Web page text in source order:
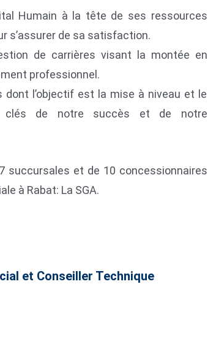
Humain à la tête de ses ressources
s’assurer de sa satisfaction.
de carrières visant la montée en
professionnel.
l’objectif est la mise à niveau et le
clés de notre succès et de notre
succursales et de 10 concessionnaires
à Rabat: La SGA.
et Conseiller Technique